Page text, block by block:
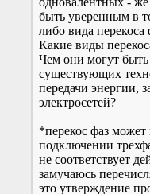
быть уверенным в
либо вида перекоса
Какие виды
Чем они могут
существующих
передачи энергии,
электросетей?
*перекос фаз может
подключении
не соответствует
замучаюсь
это утверждение